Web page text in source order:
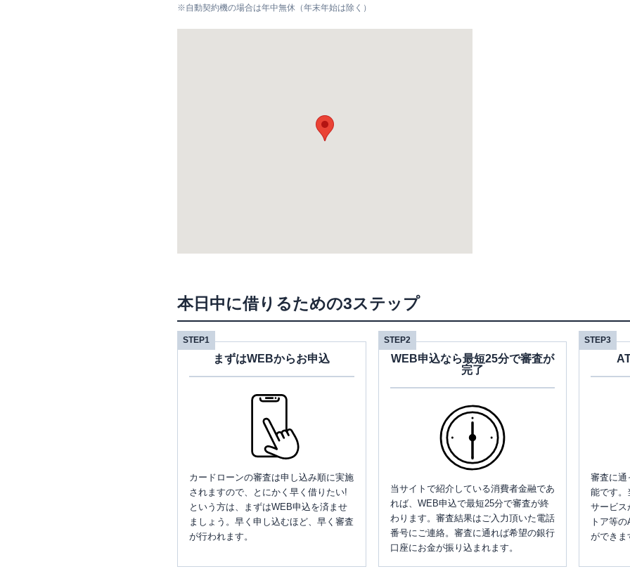
※自動契約機の場合は年中無休（年末年始は除く）
本日中に借りるための3ステップ
STEP1
まずはWEBからお申込
カードローンの審査は申し込み順に実施
されますので、とにかく早く借りたい!
という方は、まずはWEB申込を済ませ
ましょう。早く申し込むほど、早く審査
が行われます。
STEP2
WEB申込なら最短25分で審査が
完了
当サイトで紹介している消費者金融であ
れば、WEB申込で最短25分で審査が終
わります。審査結果はご入力頂いた電話
番号にご連絡。審査に通れば希望の銀行
口座にお金が振り込まれます。
STEP3
審査に通
能です。
サービス
トア等
ができま